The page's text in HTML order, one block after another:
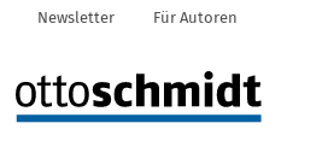
Newsletter Für Autoren